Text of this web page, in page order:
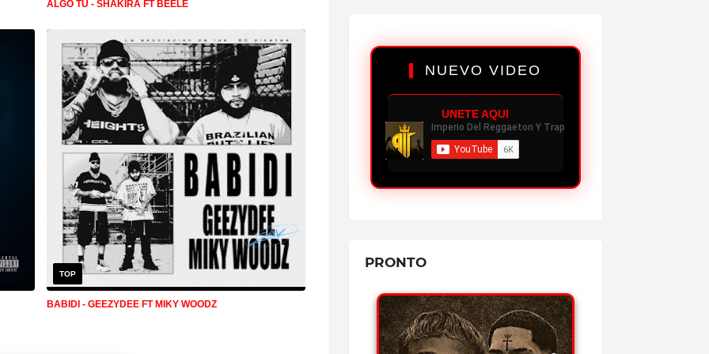
ALGO TU - SHAKIRA FT BEELE
TOP
BABIDI - GEEZYDEE FT MIKY WOODZ
BABIDI - GEEZYDEE FT MIKY WOODZ
CASH - OVI FT ALMIGHTY
REPRODUCIR MP3
3.9K PLAYS✔
REPRODUCIR MP3
WSOUND 08: PICO Y CHAO - KRIS R
REPRODUCIR MP3
5.3K PLAYS✔
NUEVO VIDEO
UNETE AQUI
PRONTO